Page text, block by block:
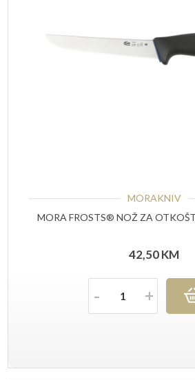
MORAKNIV
MORA FROSTS® NOŽ ZA
42,50KM
Količina